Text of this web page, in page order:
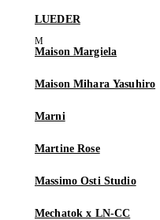
LUEDER
Maison Margiela
Maison Mihara Yasuhiro
Marni
Martine Rose
Massimo Osti Studio
Mechatok x LN-CC